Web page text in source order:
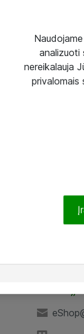
analizuoti
nereikalauja
privalomais